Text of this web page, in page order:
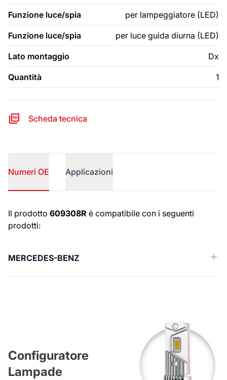
Funzione luce/spia per lampeggiatore (LED)
Funzione luce/spia per luce guida diurna (LED)
Lato montaggio Dx
Quantità 1
Scheda tecnica
Numeri OE Applicazioni
Numeri OE
Il prodotto 609308R è compatibile con i seguenti
prodotti:
MERCEDES-BENZ
Configuratore
Lampade